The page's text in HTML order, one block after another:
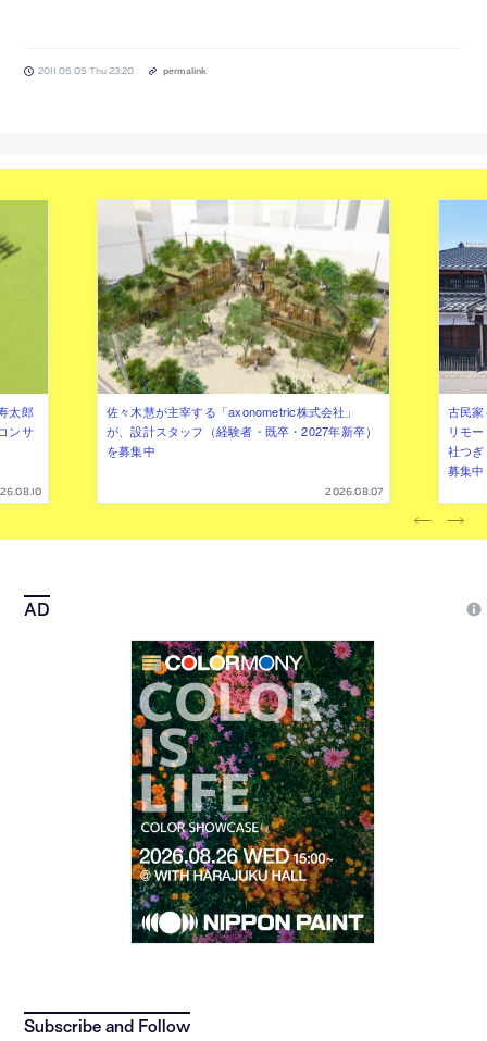
2011.05.05 Thu 23:20 permalink
太郎
ンサ
佐々木慧が主宰する「axonometric株式会社」
が、設計スタッフ（経験者・既卒・2027年新卒）
を募集中
2026.08.07
古民
リモ
社つ
募集中